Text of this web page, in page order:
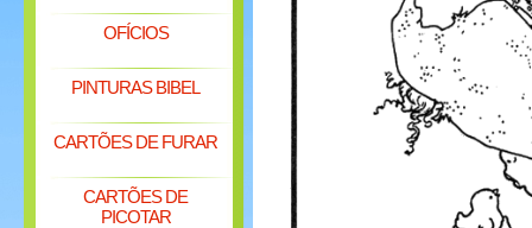
OFÍCIOS
PINTURAS BIBEL
CARTÕES DE FURAR
CARTÕES DE
PICOTAR